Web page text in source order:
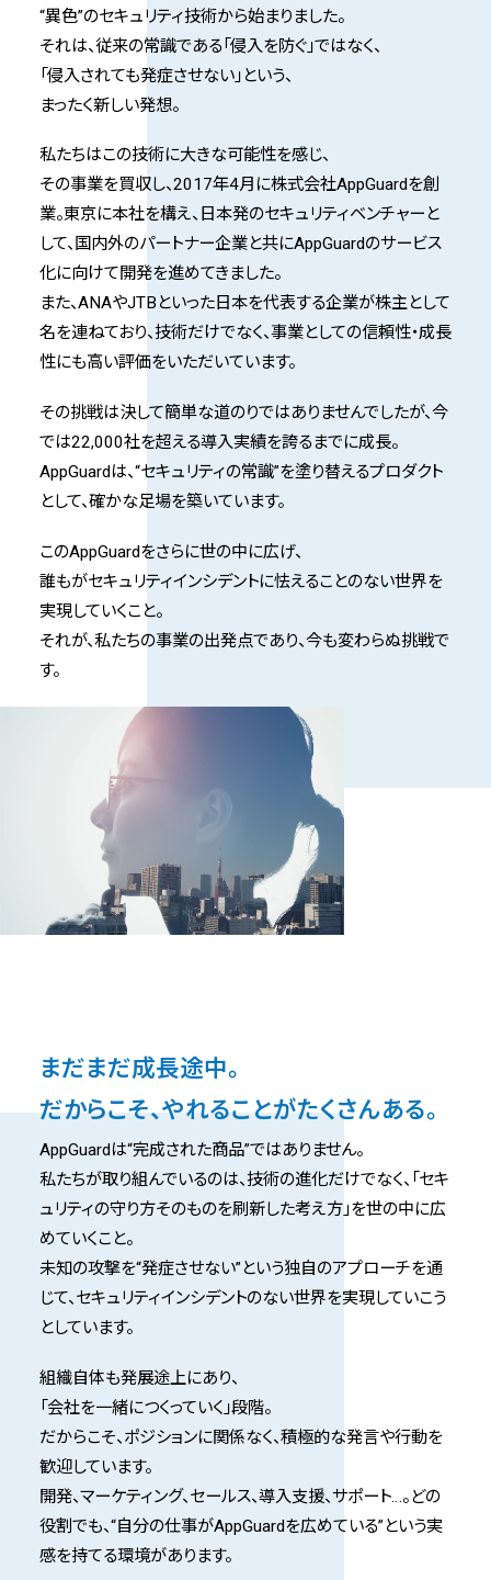
“異色”のセキュリティ技術から始まりました。
それは、従来の常識である「侵入を防ぐ」ではなく、
「侵入されても発症させない」という、
まったく新しい発想。
私たちはこの技術に大きな可能性を感じ、
その事業を買収し、2017年4月に株式会社AppGuardを創
業。東京に本社を構え、日本発のセキュリティベンチャーと
して、 国内外のパートナー企業と共にAppGuardのサービス
化に向けて開発を進めてきました。
また、ANAやJTBといった日本を代表する企業が株主として
名を連ねており、技術だけでなく、事業としての信頼性・成長
性にも高い評価をいただいています。
その挑戦は決して簡単な道のりではありませんでしたが、今
では22,000社を超える導入実績を誇るまでに成長。
AppGuardは、“セキュリティの常識”を塗り替えるプロダクト
として、確かな足場を築いています。
このAppGuardをさらに世の中に広げ、
誰もがセキュリティインシデントに怯えることのない世界を
実現していくこと。
それが、私たちの事業の出発点であり、今も変わらぬ挑戦で
す。
まだまだ成長途中。
だからこそ、やれることがたくさんある。
AppGuardは“完成された商品”ではありません。
私たちが取り組んでいるのは、技術の進化だけでなく、 「セキ
ュリティの守り方そのものを刷新した考え方」を世の中に広
めていくこと。
未知の攻撃を“発症させない”という独自のアプローチを通
じて、セキュリティインシデントのない世界を実現していこう
としています。
組織自体も発展途上にあり、
「会社を一緒につくっていく」段階。
だからこそ、ポジションに関係なく、積極的な発言や行動を
歓迎しています。
開発、マーケティング、セールス、導入支援、サポート…。どの
役割でも、“自分の仕事がAppGuardを広めている”という実
感を持てる環境があります。